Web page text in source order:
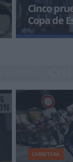
Cinco
Copa de
La Copa de
CARRETERA